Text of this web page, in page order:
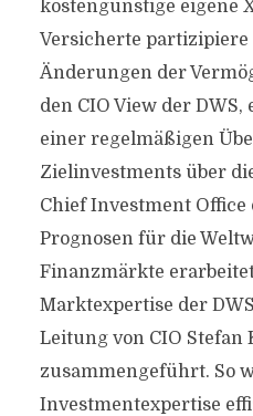
kostengünstige eigene
Versicherte partizipiere
Änderungen der
den CIO View der
einer regelmäßigen
Zielinvestments über
Chief Investment Office
Prognosen für die
Finanzmärkte
Marktexpertise der
Leitung von CIO Stefan
zusammengeführt. So
Investmentexpertise